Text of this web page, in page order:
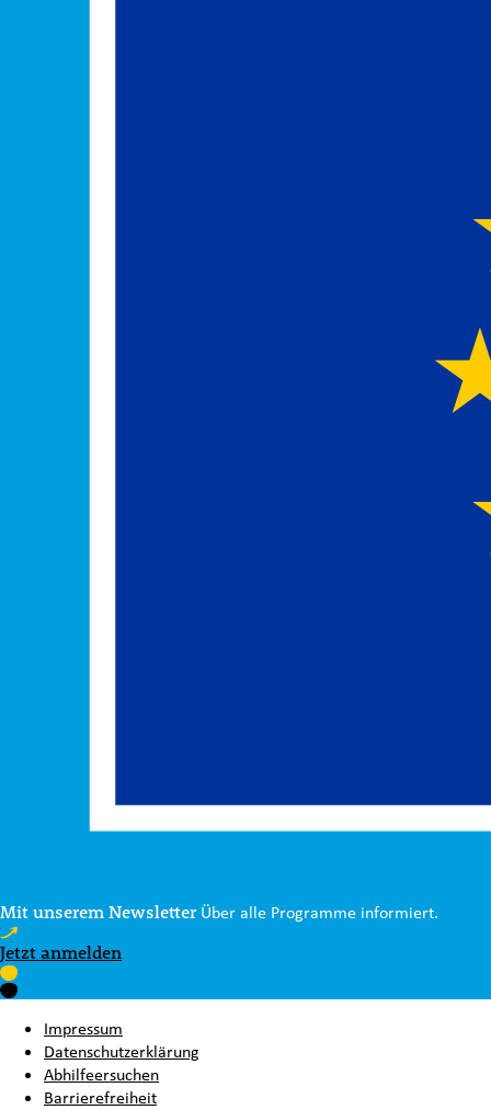
Mit unserem Newsletter Über alle Programme informiert.
Jetzt anmelden
Impressum
Datenschutzerklärung
Abhilfeersuchen
Barrierefreiheit